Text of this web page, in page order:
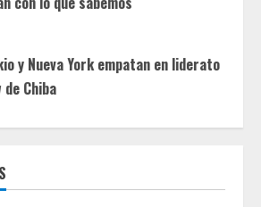
y Nueva York empatan en liderato
Chiba